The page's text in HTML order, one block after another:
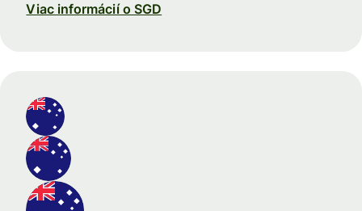
Viac informácií o SGD